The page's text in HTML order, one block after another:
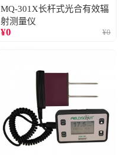
MQ-301X长杆式光合有效辐
射测量仪
¥0 ¥0